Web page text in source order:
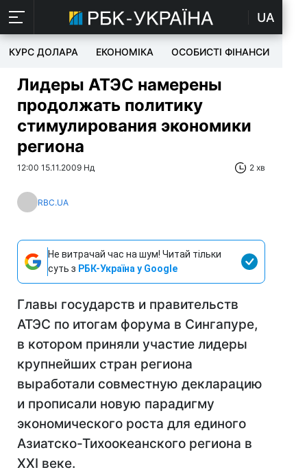
UA
КУРС ДОЛАРА ЕКОНОМІКА ОСОБИСТІ ФІНАНСИ
Лидеры АТЭС намерены
продолжать политику
стимулирования экономики
региона
12:00 15.11.2009 Нд 2 хв
RBC.UA
Не витрачай час на шум! Читай тільки
суть з РБК-Україна у Google
Главы государств и правительств
АТЭС по итогам форума в Сингапуре,
в котором приняли участие лидеры
крупнейших стран региона
выработали совместную декларацию
и прописали новую парадигму
экономического роста для единого
Азиатско-Тихоокеанского региона в
XXI веке.